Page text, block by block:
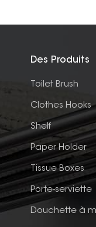
Des Produits
Toilet Brush
Clothes Hooks
Shelf
Paper Holder
Tissue Boxes
Porte-serviette
Douchette à